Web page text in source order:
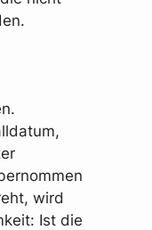
wird
Ist die